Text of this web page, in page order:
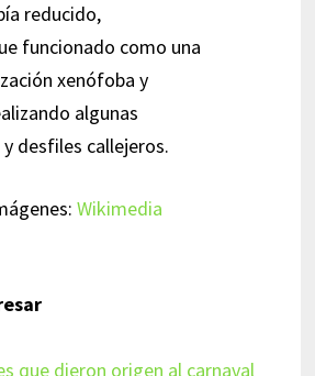
reducido,
funcionado como una
xenófoba y
algunas
desfiles callejeros.
Wikimedia
que dieron origen al carnaval